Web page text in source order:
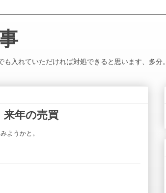
も入れていただければ対処できると思います、多分。
来年の売買
ようかと。